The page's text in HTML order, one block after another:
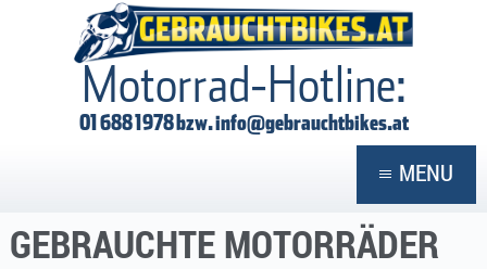
GEBRAUCHTBIKES
Motorrad-Hotline:
01 688 1978 bzw.info@gebrauchtbikes.at
MENU
GEBRAUCHTE MOTORRÄDER